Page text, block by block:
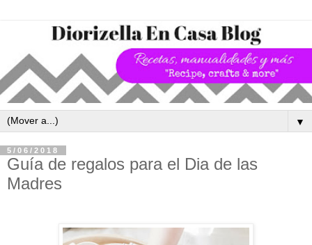
▼
5/06/2018
Guía de regalos para el Dia de las
Madres